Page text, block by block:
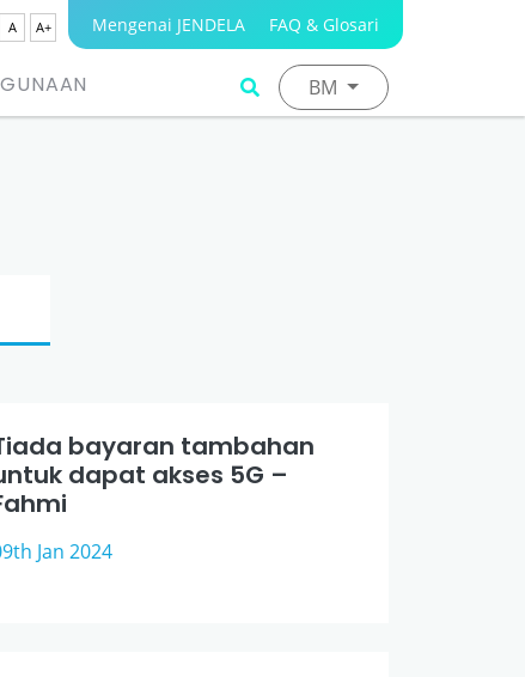
A A+ Mengenai JENDELA FAQ & Glosari
BM
bayaran tambahan
dapat akses 5G –
Jan 2024